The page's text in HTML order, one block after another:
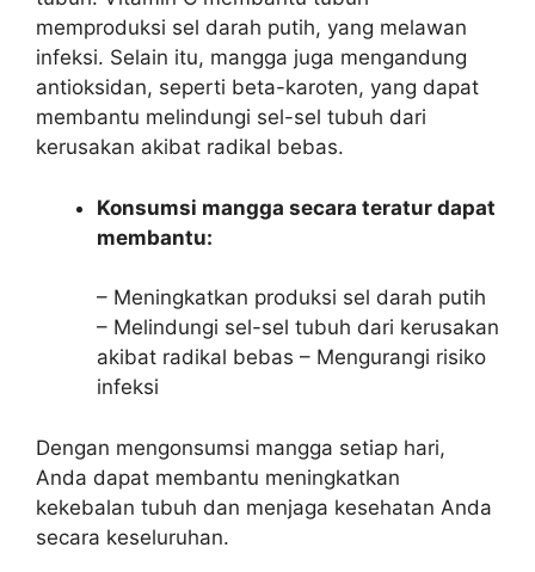
memproduksi sel darah putih, yang melawan
infeksi. Selain itu, mangga juga mengandung
antioksidan, seperti beta-karoten, yang dapat
membantu melindungi sel-sel tubuh dari
kerusakan akibat radikal bebas.
Konsumsi mangga secara teratur dapat
membantu:
– Meningkatkan produksi sel darah putih
– Melindungi sel-sel tubuh dari kerusakan
akibat radikal bebas – Mengurangi risiko
infeksi
Dengan mengonsumsi mangga setiap hari,
Anda dapat membantu meningkatkan
kekebalan tubuh dan menjaga kesehatan Anda
secara keseluruhan.